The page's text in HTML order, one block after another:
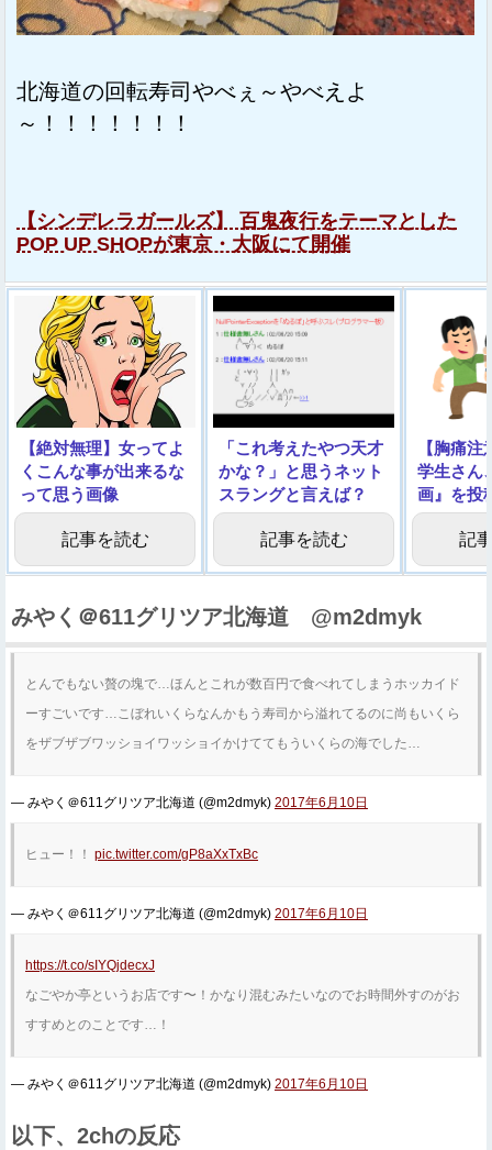
北海道の回転寿司やべぇ～やべえよ
～！！！！！！！
【シンデレラガールズ】 百鬼夜行をテーマとした
POP UP SHOPが東京・大阪にて開催
【絶対無理】女ってよ
くこんな事が出来るな
って思う画像
記事を読む
「これ考えたやつ天才
かな？」と思うネット
スラングと言えば？
記事を読む
【胸痛
学生さん
画』を投
う……
記
みやく＠611グリツア北海道 @m2dmyk
とんでもない贅の塊で…ほんとこれが数百円で食べれてしまうホッカイド
ーすごいです…こぼれいくらなんかもう寿司から溢れてるのに尚もいくら
をザブザブワッショイワッショイかけててもういくらの海でした…
— みやく＠611グリツア北海道 (@m2dmyk) 2017年6月10日
ヒュー！！ pic.twitter.com/gP8aXxTxBc
— みやく＠611グリツア北海道 (@m2dmyk) 2017年6月10日
https://t.co/sIYQjdecxJ
なごやか亭というお店です〜！かなり混むみたいなのでお時間外すのがお
すすめとのことです…！
— みやく＠611グリツア北海道 (@m2dmyk) 2017年6月10日
以下、2chの反応